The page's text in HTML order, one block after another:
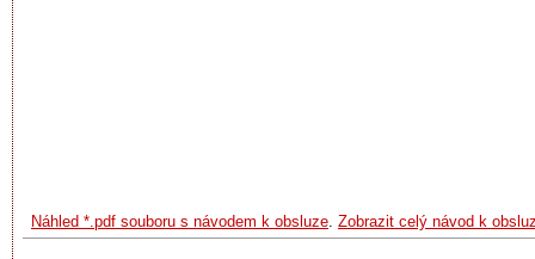
Náhled *.pdf souboru s návodem k obsluze Zobrazit celý návod k